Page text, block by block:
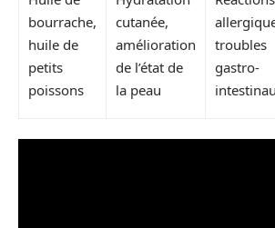
bourrache,
huile de
petits
poissons
cutanée,
amélioration
de l’état de
la peau
troubles
gastro-